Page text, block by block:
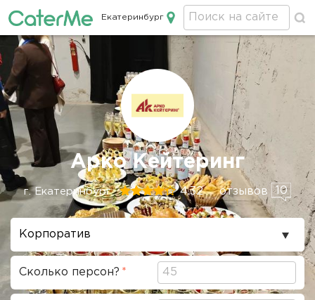
Кейтеринг в Екатеринбурге
Екатеринбург
Строка
навигации
Арко Кейтеринг
г. Екатеринбург 4.32 отзывов 10
Повод
проведения
Сколько персон?